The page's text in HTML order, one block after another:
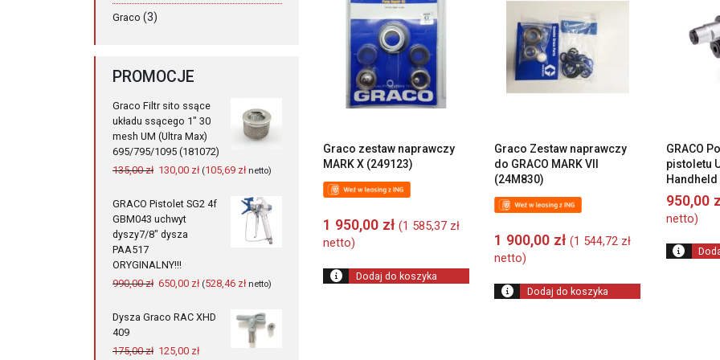
wysokiej
do
niskiej
Graco zestaw naprawczy
MARK X (249123)
1 950,00 zł (1 585,37 zł
netto)
Dodaj do koszyka
Graco Zestaw naprawczy
do GRACO MARK VII
(24M830)
1 900,00 zł (1 544,72 zł
netto)
Dodaj do koszyka
GRACO
pistoletu
Handheld
950,00
netto)
Graco (3)
PROMOCJE
Graco Filtr sito ssące
układu ssącego 1" 30
mesh UM (Ultra Max)
695/795/1095 (181072)
135,00zł Pierwotna
wynosiła:
135,00 zł.
130,00 złAktualna
wynosi:
130,00 zł.
(105,69 złnetto)
GRACO Pistolet SG2 4f
GBM043 uchwyt
dyszy7/8" dysza
PAA517
ORYGINALNY!!!
990,00zł Pierwotna
wynosiła:
650,00 złAktualna
wynosi:
650,00 zł.
(528,46 złnetto)
Dysza Graco RAC XHD
409
175,00zł Pierwotna
125,00 złAktualna